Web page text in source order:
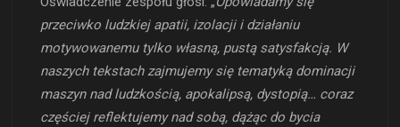
przeciwko ludzkiej apatii, izolacji i działaniu
motywowanemu tylko własną, pustą satysfakcją. W
naszych tekstach zajmujemy się tematyką dominacji
maszyn nad ludzkością, apokalipsą, dystopią… coraz
częściej reflektujemy nad sobą, dążąc do bycia